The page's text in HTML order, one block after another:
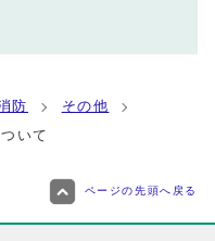
防
その他
いて
ページの先頭へ戻る